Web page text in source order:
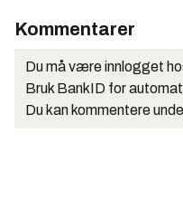
Kommentarer
Du må være innlogget
Bruk BankID for
Du kan kommentere